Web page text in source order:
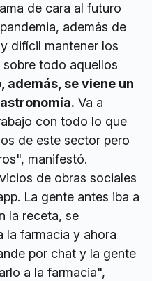
de cara al futuro
además de
difícil mantener los
todo aquellos
además, se viene un
Va a
con todo lo que
de este sector pero
manifestó.
de obras sociales
La gente antes iba a
la receta, se
la farmacia y ahora
por chat y la gente
a la farmacia",